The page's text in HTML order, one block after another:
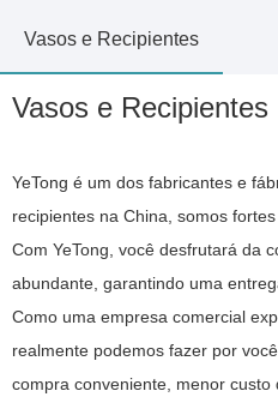
Vasos e Recipientes
Vasos e Recipientes
YeTong é um dos fabricantes e
recipientes na China, somos
Com YeTong, você desfrutará da
abundante, garantindo uma
Como uma empresa comercial
realmente podemos fazer por
compra conveniente, menor custo